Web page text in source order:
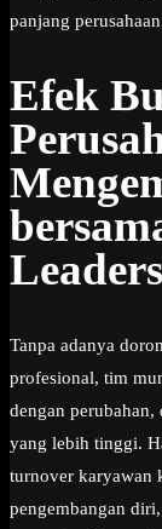
panjang
Efek
Tanpa adanya
profesional, tim
dengan
yang lebih tinggi.
turnover karyawan
pengembangan